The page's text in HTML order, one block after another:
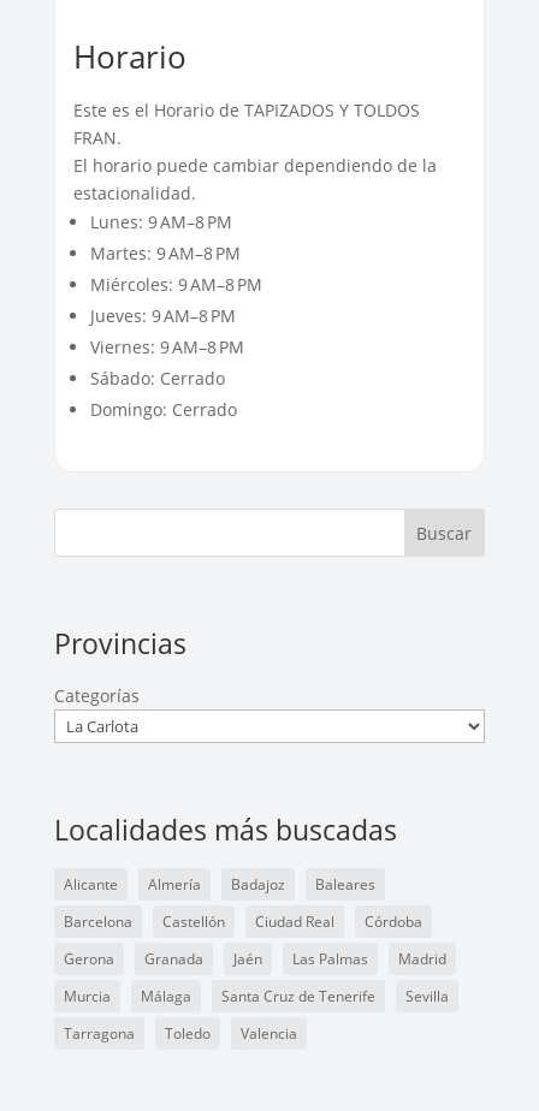
Horario
Este es el Horario de TAPIZADOS Y TOLDOS
FRAN.
El horario puede cambiar dependiendo de la
estacionalidad.
Lunes: 9 AM–8 PM
Martes: 9 AM–8 PM
Miércoles: 9 AM–8 PM
Jueves: 9 AM–8 PM
Viernes: 9 AM–8 PM
Sábado: Cerrado
Domingo: Cerrado
Buscar
Provincias
Categorías
Localidades más buscadas
Alicante Almería Badajoz
Baleares
Barcelona
Castellón Ciudad Real
Córdoba
Gerona
Granada Jaén Las Palmas
Madrid
Murcia
Málaga Santa Cruz de Tenerife
Sevilla
Tarragona
Toledo Valencia